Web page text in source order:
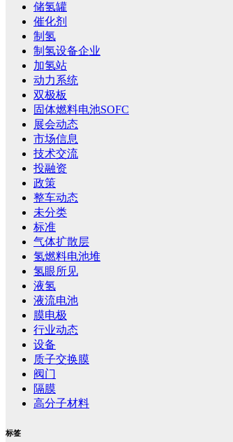
储氢罐
催化剂
制氢
制氢设备企业
加氢站
动力系统
双极板
固体燃料电池SOFC
展会动态
市场信息
技术交流
投融资
政策
整车动态
未分类
标准
气体扩散层
氢燃料电池堆
氢眼所见
液氢
液流电池
膜电极
行业动态
设备
质子交换膜
阀门
隔膜
高分子材料
标签